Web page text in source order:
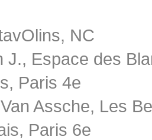
NC
J., Espace des
Paris 4e
Assche, Les
Paris 6e